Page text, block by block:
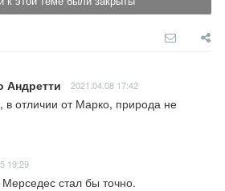
Андретти 2021.04.08 17:42
в отличии от Марко, природа не
19:29
стал бы точно.